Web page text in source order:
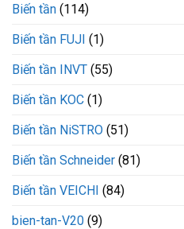
Biến tần (114)
Biến tần FUJI (1)
Biến tần INVT (55)
Biến tần KOC (1)
Biến tần NiSTRO (51)
Biến tần Schneider (81)
Biến tần VEICHI (84)
bien-tan-V20 (9)